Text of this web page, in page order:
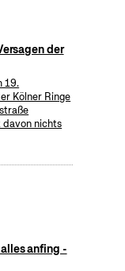
der
19.
Kölner Ringe
nichts
anfing -